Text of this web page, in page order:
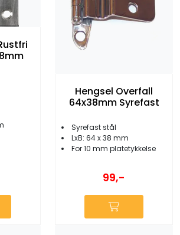
Hengsel Overfall
64x38mm Syrefast
Syrefast stål
LxB: 64 x 38 mm
For 10 mm platetykkelse
99,-